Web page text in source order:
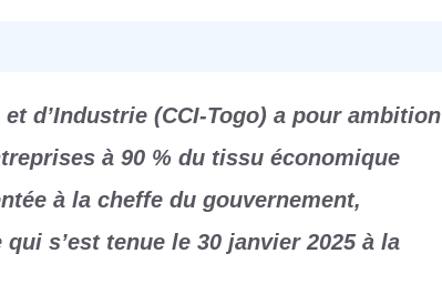
d’Industrie (CCI-Togo) a pour ambition
à 90 % du tissu économique
à la cheffe du gouvernement,
s’est tenue le 30 janvier 2025 à la